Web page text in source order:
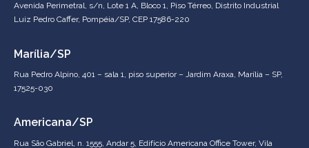
Avenida Perimetral, s/n, Lote 1 A, Bloco 1, Piso Térreo, Distrito Industrial
Luiz Pedro Caffer, Pompéia/SP, CEP 17586-220
Marília/SP
Rua Pedro Alpino, 401 – sala 1, piso superior – Jardim Araxa, Marília – SP,
17525-030
Americana/SP
Rua São Gabriel, n. 1555, Andar 5, Edifício Americana Office Tower, Vila